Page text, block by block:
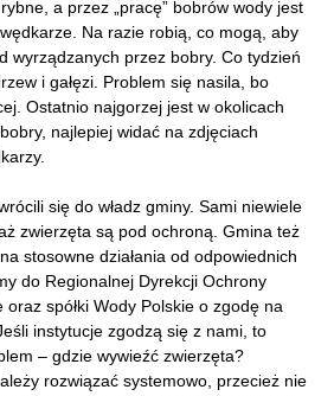
a przez „pracę” bobrów wody jest
Na razie robią, co mogą, aby
wyrządzanych przez bobry. Co tydzień
i gałęzi. Problem się nasila, bo
Ostatnio najgorzej jest w okolicach
najlepiej widać na zdjęciach
się do władz gminy. Sami niewiele
zwierzęta są pod ochroną. Gmina też
stosowne działania od odpowiednich
do Regionalnej Dyrekcji Ochrony
spółki Wody Polskie o zgodę na
instytucje zgodzą się z nami, to
– gdzie wywieźć zwierzęta?
rozwiązać systemowo, przecież nie